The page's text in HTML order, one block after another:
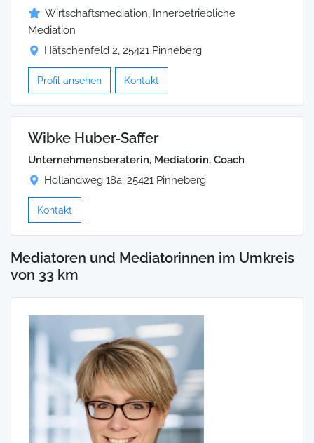
Wirtschaftsmediation, Innerbetriebliche
Mediation
Hätschenfeld 2, 25421 Pinneberg
Profil ansehen Kontakt
Wibke Huber-Saffer
Unternehmensberaterin, Mediatorin, Coach
Hollandweg 18a, 25421 Pinneberg
Kontakt
Mediatoren und Mediatorinnen im Umkreis
von 33 km